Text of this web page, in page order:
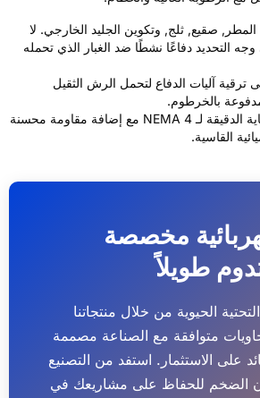
صقيع, ثلج, وتكوين الجليد الخارجي. لا
وجه التحديد دفاعًا نشطًا ضد الغبار الذي تحمله
آليات الدفاع لتحمل الرش الثقيل
بالخرطوم.
يوفر الحماية الدقيقة لـ NEMA 4 مع إضافة مقاومة محسنة
القاسية.
مخصصة
طويلاً
الحيوية من خلال منتجاتنا
متوافقة مع الصناعة مصممة
الاستثمار. استفد من التصنيع
الضخم للحفاظ على مشاريعك في